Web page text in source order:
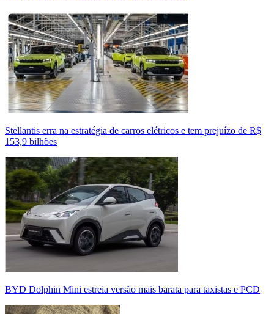
Stellantis erra na estratégia de carros elétricos e tem prejuízo de R$
153,9 bilhões
BYD Dolphin Mini estreia versão mais barata para taxistas e PCD